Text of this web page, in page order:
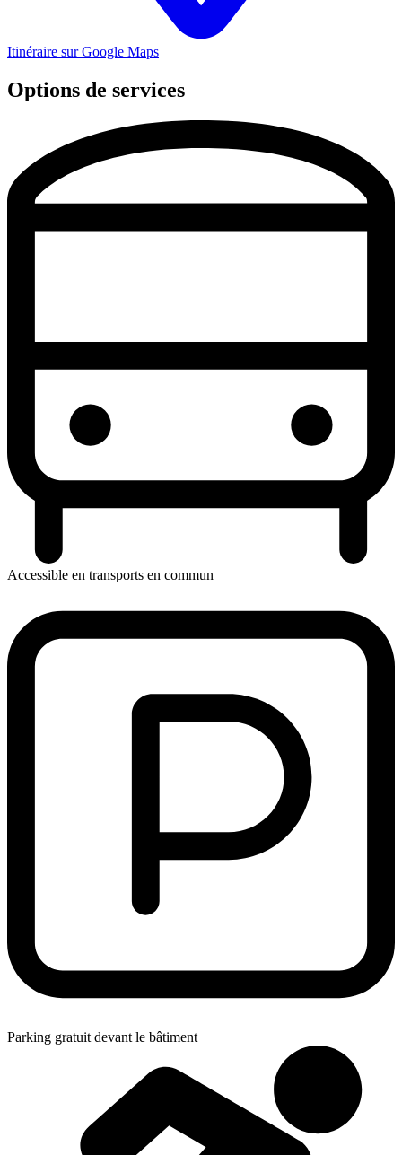
Itinéraire sur Google Maps
Options de services
Accessible en transports en commun
Parking gratuit devant le bâtiment